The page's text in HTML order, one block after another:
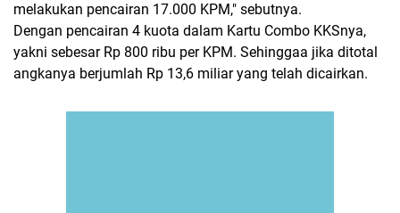
melakukan pencairan 17.000 KPM," sebutnya.
Dengan pencairan 4 kuota dalam Kartu Combo KKSnya,
yakni sebesar Rp 800 ribu per KPM. Sehinggaa jika ditotal
angkanya berjumlah Rp 13,6 miliar yang telah dicairkan.